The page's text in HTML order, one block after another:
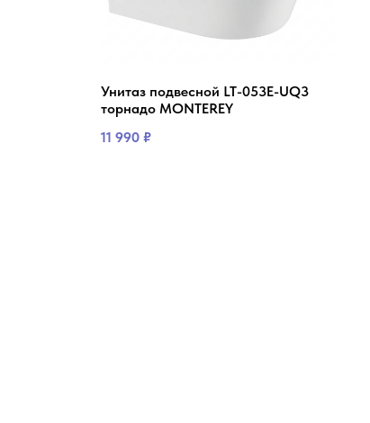
Унитаз подвесной LT-053E-UQ3
торнадо MONTEREY
11 990 ₽